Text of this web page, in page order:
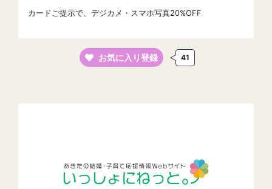
カードご提示で、デジカメ・スマホ写真20%OFF
お気に入り登録 41